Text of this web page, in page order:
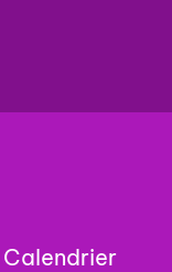
Calendrier